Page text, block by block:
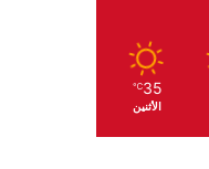
35
℃
الأثنين